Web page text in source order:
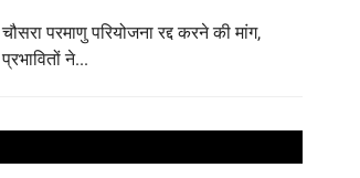
चौसरा परमाणु परियोजना रद्द करने की मांग,
प्रभावितों ने...